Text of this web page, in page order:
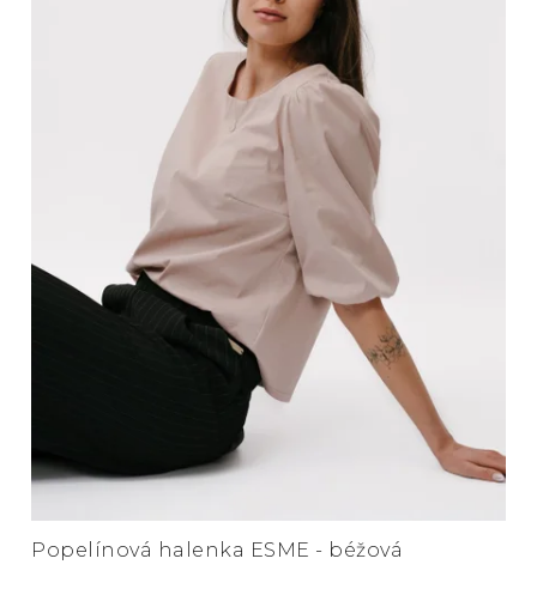
Popelínová halenka ESME - béžová